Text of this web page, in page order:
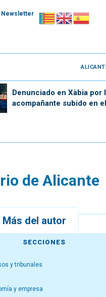
Newsletter
Denunciado en Xàbia por
acompañante subido en
de Alicante
Más del autor
SECCIONES
y tribunales
y empresa